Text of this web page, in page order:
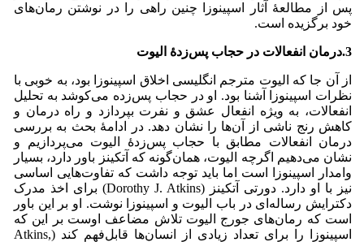
پس از مطالعۀ آثار اسپینوزا چنین راهی را در نوشتن رمان‌های
خود برگزیده است.
3.درمان انفعالات در حجاب پس‌زدۀ الیوت
از آن جا که الیوت مترجم انگلیسی اخلاق اسپینوزا بود، به خوبی با
نظرات اسپینوزا آشنا بود. او در حجاب پس‌زده می‌‌کوشد به تحلیل
انفعالات، به ویژه انفعال عشق و نفرت بپردازد و راه درمان و
کاهش رنج ناشی از آن‌ها را نشان دهد. در ادامۀ بحث به بررسی
درمان انفعالات مطابق با حجاب پس‌زدۀ الیوت می‌‌پردازیم و
نشان می‌‌دهیم اگرچه الیوت، همان‌گونه که آتکینز باور دارد، بسیار
وامدار اسپینوزا است اما باید توجه داشت که تفاوت‌هایی اساسی
نیز با او دارد. دورتی آتکینز (Dorothy J. Atkins) برای اخذ مدرک
دکترایش رساله‌ای در باب الیوت و اسپینوزا نوشت. او بر این باور
است که رمان‌های جورج الیوت تلاش مضاعف اوست بر این که
اسپینوزا را برای تعداد زیادی از انسان‌ها قابل‌فهم کند (Atkins,